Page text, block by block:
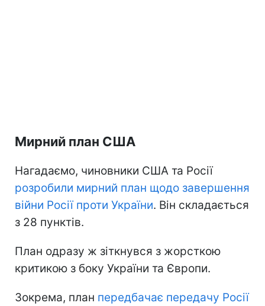
Мирний план США
Нагадаємо, чиновники США та Росії
розробили мирний план щодо завершення
війни Росії проти України. Він складається
з 28 пунктів.
План одразу ж зіткнувся з жорсткою
критикою з боку України та Європи.
Зокрема, план передбачає передачу Росії